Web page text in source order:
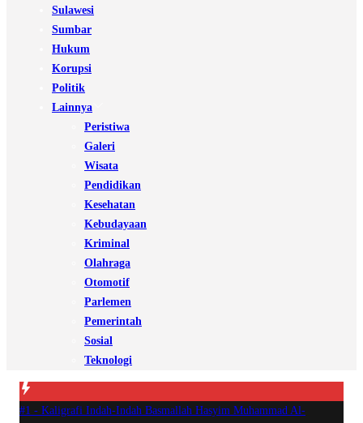
Sulawesi
Sumbar
Hukum
Korupsi
Politik
Lainnya
Peristiwa
Galeri
Wisata
Pendidikan
Kesehatan
Kebudayaan
Kriminal
Olahraga
Otomotif
Parlemen
Pemerintah
Sosial
Teknologi
#1 - Kaligrafi Indah-Indah Basmallah Hasyim Muhammad Al-